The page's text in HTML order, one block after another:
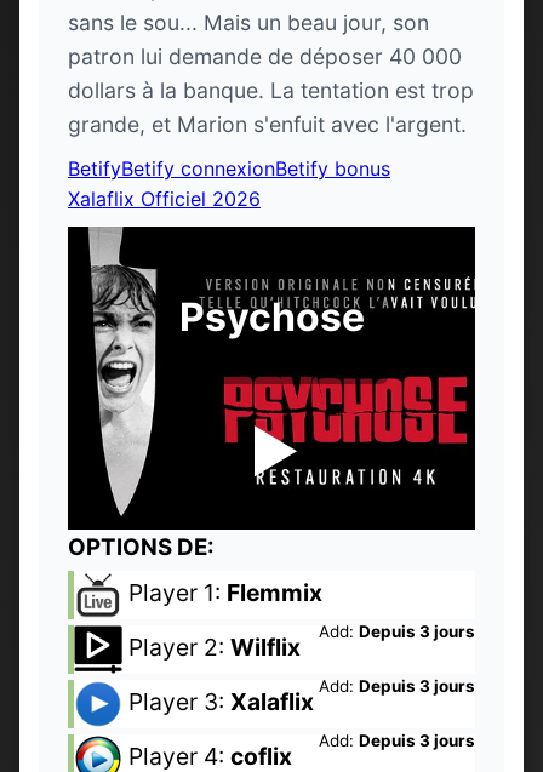
sans le sou... Mais un beau jour, son
patron lui demande de déposer 40 000
dollars à la banque. La tentation est trop
grande, et Marion s'enfuit avec l'argent.
BetifyBetify connexionBetify bonus
Xalaflix Officiel 2026
Psychose
OPTIONS DE:
Player 1: Flemmix
Add: Depuis 3 jours
Player 2: Wilflix
Add: Depuis 3 jours
Player 3: Xalaflix
Add: Depuis 3 jours
Player 4: coflix